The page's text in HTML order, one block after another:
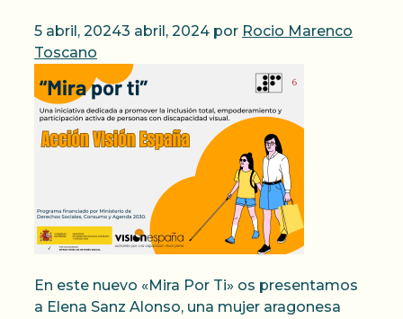
5 abril, 20243 abril, 2024 por Rocio Marenco
Toscano
En este nuevo «Mira Por Ti» os presentamos
a Elena Sanz Alonso, una mujer aragonesa